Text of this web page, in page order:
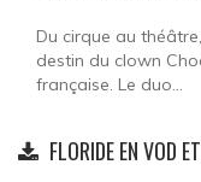
Du cirque au
destin du clown
française. Le duo...
FLORIDE EN VOD